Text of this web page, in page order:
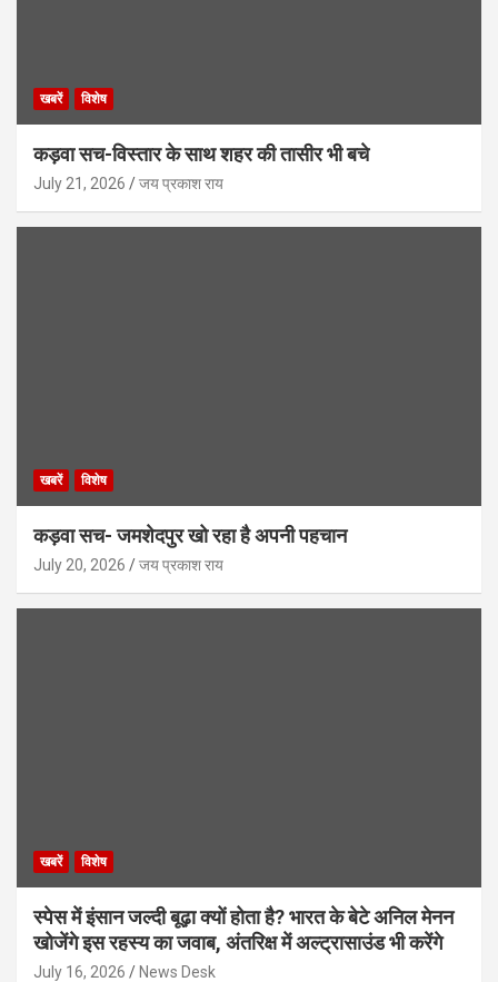
खबरें विशेष
कड़वा सच-विस्तार के साथ शहर की तासीर भी बचे
July 21, 2026 जय प्रकाश राय
खबरें विशेष
कड़वा सच- जमशेदपुर खो रहा है अपनी पहचान
July 20, 2026 जय प्रकाश राय
खबरें विशेष
स्पेस में इंसान जल्दी बूढ़ा क्यों होता है? भारत के बेटे अनिल मेनन
खोजेंगे इस रहस्य का जवाब, अंतरिक्ष में अल्ट्रासाउंड भी करेंगे
July 16, 2026 News Desk